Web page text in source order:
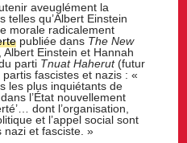
aveuglément la
telles qu’Albert Einstein
morale radicalement
publiée dans The New
Einstein et Hannah
parti Tnuat Haherut(futur
fascistes et nazis : «
les plus inquiétants de
l’État nouvellement
dont l’organisation,
et l’appel social sont
nazi et fasciste. »